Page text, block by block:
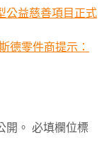
益慈善項目正式
德零件商提示：
開。 必填欄位標